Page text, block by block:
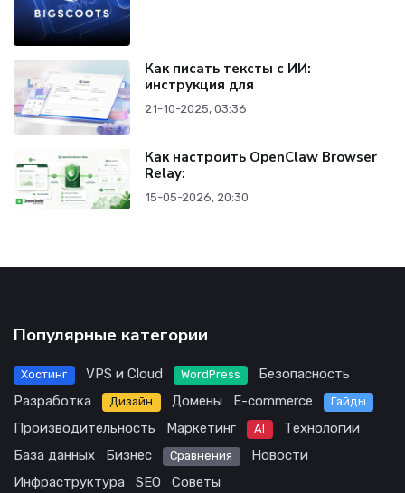
Как писать тексты с ИИ:
инструкция для
21-10-2025, 03:36
Как настроить OpenClaw Browser
Relay:
15-05-2026, 20:30
Популярные категории
Хостинг VPS и Cloud WordPress
Безопасность
Разработка
Дизайн Домены E-commerce Гайды
Производительность Маркетинг AI
Технологии
База данных
Бизнес Сравнения
Новости
Инфраструктура
SEO Советы